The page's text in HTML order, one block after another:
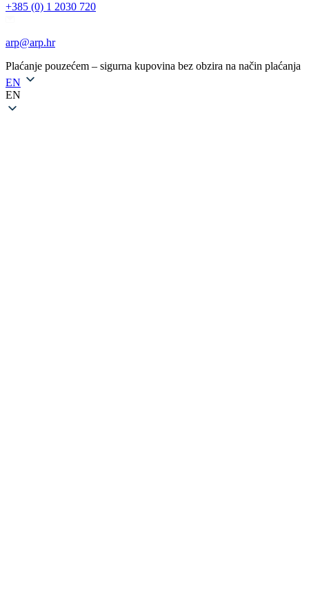
+385 (0) 1 2030 720
arp@arp.hr
Plaćanje pouzećem – sigurna kupovina bez obzira na način plaćanja
EN
EN